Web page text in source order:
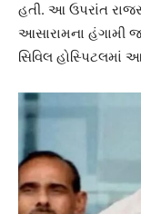
હતી. આ ઉપરાંત
આસારામના હંગામી
સિવિલ હોસ્પિટલમાં